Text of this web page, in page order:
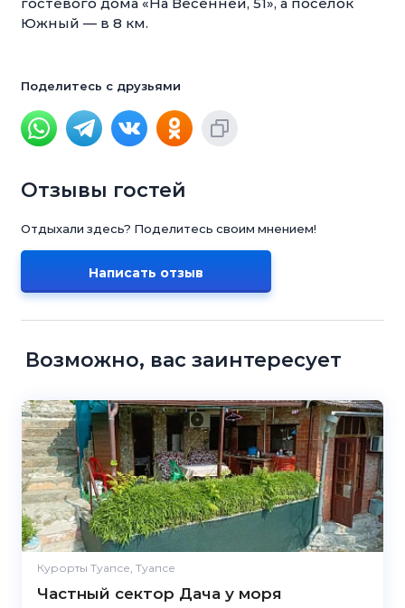
Южный — в 8 км.
Поделитесь с друзьями
Отзывы гостей
Отдыхали здесь? Поделитесь своим мнением!
Написать отзыв
Возможно, вас заинтересует
Курорты Туапсе, Туапсе
Частный сектор Дача у моря